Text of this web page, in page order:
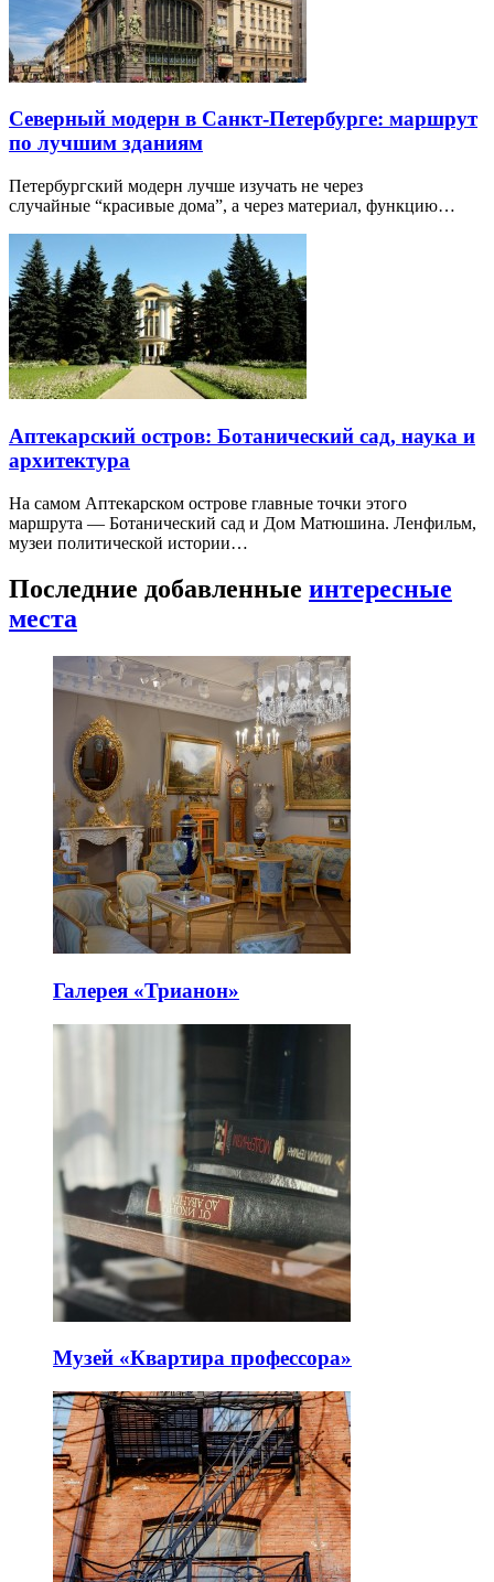
Северный модерн в Санкт-Петербурге: маршрут
по лучшим зданиям
Петербургский модерн лучше изучать не через
случайные “красивые дома”, а через материал, функцию…
Аптекарский остров: Ботанический сад, наука и
архитектура
На самом Аптекарском острове главные точки этого
маршрута — Ботанический сад и Дом Матюшина. Ленфильм,
музеи политической истории…
Последние добавленные интересные
места
Галерея «Трианон»
Музей «Квартира профессора»